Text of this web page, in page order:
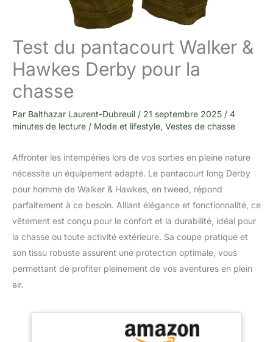
Test du pantacourt Walker &
Hawkes Derby pour la
chasse
Par Balthazar Laurent-Dubreuil / 21 septembre 2025 / 4
minutes de lecture / Mode et lifestyle, Vestes de chasse
Affronter les intempéries lors de vos sorties en pleine nature
nécessite un équipement adapté. Le pantacourt long Derby
pour homme de Walker & Hawkes, en tweed, répond
parfaitement à ce besoin. Alliant élégance et fonctionnalité, ce
vêtement est conçu pour le confort et la durabilité, idéal pour
la chasse ou toute activité extérieure. Sa coupe pratique et
son tissu robuste assurent une protection optimale, vous
permettant de profiter pleinement de vos aventures en plein
air.